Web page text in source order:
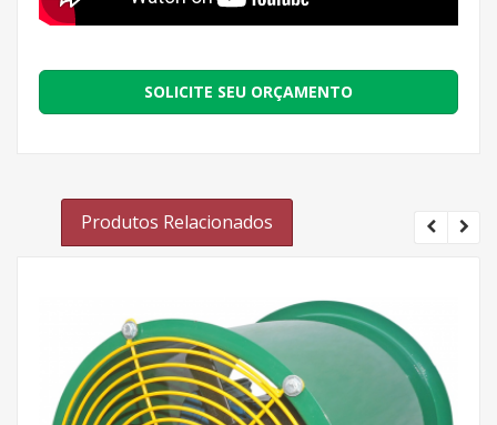
SOLICITE SEU ORÇAMENTO
Produtos Relacionados